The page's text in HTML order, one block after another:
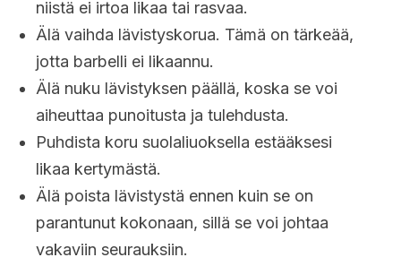
niistä ei irtoa likaa tai rasvaa.
Älä vaihda lävistyskorua. Tämä on tärkeää,
jotta barbelli ei likaannu.
Älä nuku lävistyksen päällä, koska se voi
aiheuttaa punoitusta ja tulehdusta.
Puhdista koru suolaliuoksella estääksesi
likaa kertymästä.
Älä poista lävistystä ennen kuin se on
parantunut kokonaan, sillä se voi johtaa
vakaviin seurauksiin.